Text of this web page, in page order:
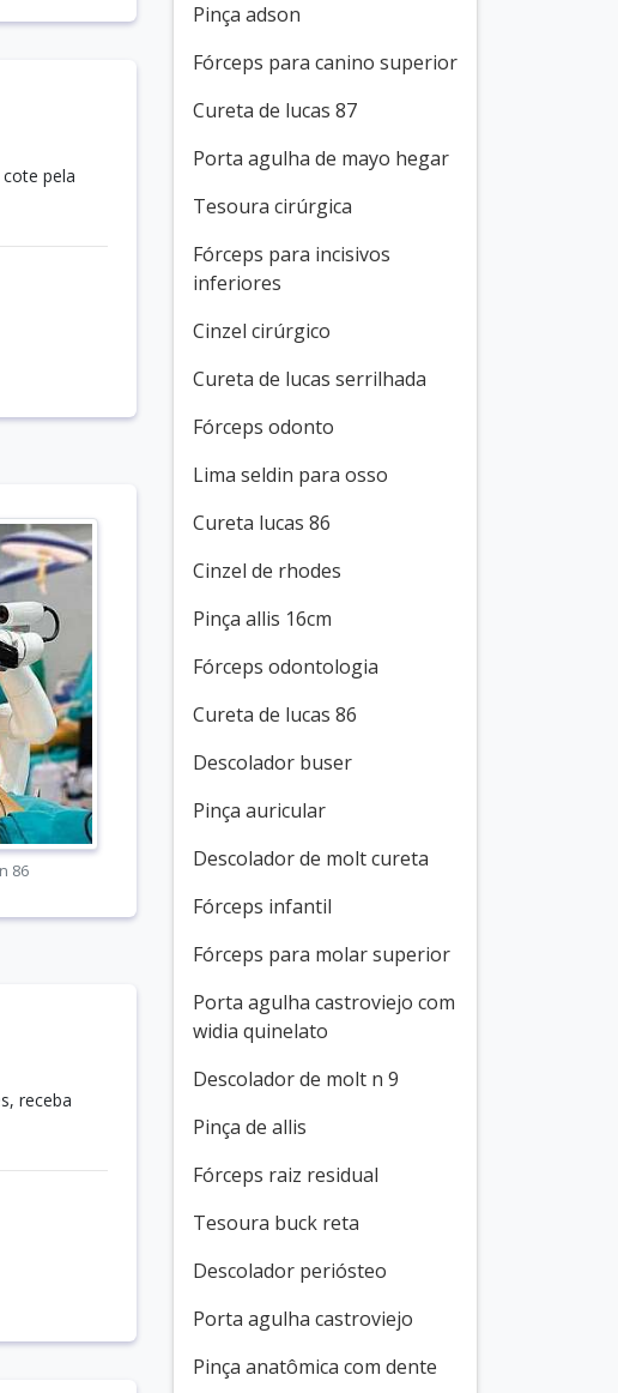
pela
86
receba
Pinça adson
Fórceps para canino superior
Cureta de lucas 87
Porta agulha de mayo hegar
Tesoura cirúrgica
Fórceps para incisivos
inferiores
Cinzel cirúrgico
Cureta de lucas serrilhada
Fórceps odonto
Lima seldin para osso
Cureta lucas 86
Cinzel de rhodes
Pinça allis 16cm
Fórceps odontologia
Cureta de lucas 86
Descolador buser
Pinça auricular
Descolador de molt cureta
Fórceps infantil
Fórceps para molar superior
Porta agulha castroviejo com
widia quinelato
Descolador de molt n 9
Pinça de allis
Fórceps raiz residual
Tesoura buck reta
Descolador periósteo
Porta agulha castroviejo
Pinça anatômica com dente